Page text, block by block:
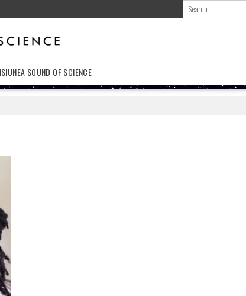
SOUND OF SCIENCE